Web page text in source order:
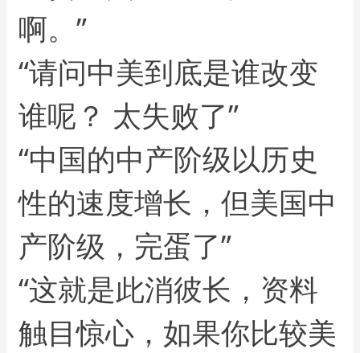
啊。”
“请问中美到底是谁改变
谁呢？ 太失败了”
“中国的中产阶级以历史
性的速度增长，但美国中
产阶级，完蛋了”
“这就是此消彼长，资料
触目惊心，如果你比较美